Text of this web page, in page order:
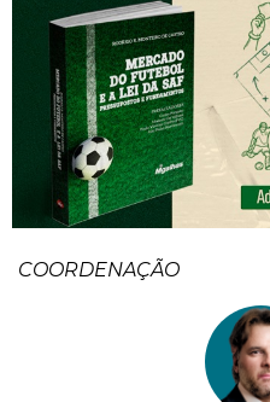
COORDENAÇÃO